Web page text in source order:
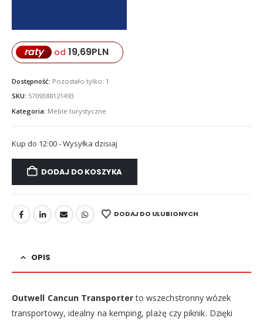
raty od 19,69PLN
Dostępność: Pozostało tylko: 1
SKU: 5709388121493
Kategoria: Meble turystyczne
Kup do 12:00 - Wysyłka dzisiaj
DODAJ DO KOSZYKA
DODAJ DO ULUBIONYCH
OPIS
Outwell Cancun Transporterto wszechstronny wózek
transportowy, idealny na kemping, plażę czy piknik. Dzięki